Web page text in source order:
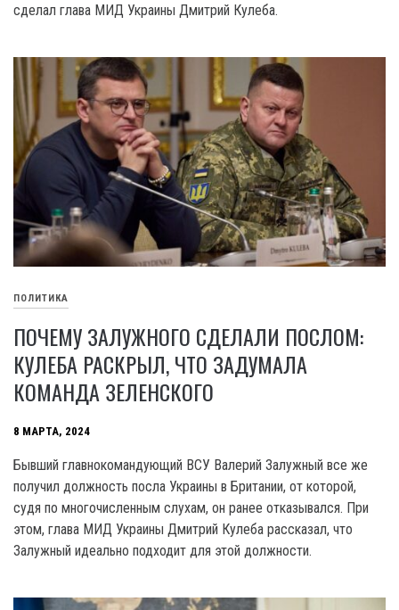
сделал глава МИД Украины Дмитрий Кулеба.
ПОЛИТИКА
ПОЧЕМУ ЗАЛУЖНОГО СДЕЛАЛИ ПОСЛОМ:
КУЛЕБА РАСКРЫЛ, ЧТО ЗАДУМАЛА
КОМАНДА ЗЕЛЕНСКОГО
8 МАРТА, 2024
Бывший главнокомандующий ВСУ Валерий Залужный все же
получил должность посла Украины в Британии, от которой,
судя по многочисленным слухам, он ранее отказывался. При
этом, глава МИД Украины Дмитрий Кулеба рассказал, что
Залужный идеально подходит для этой должности.